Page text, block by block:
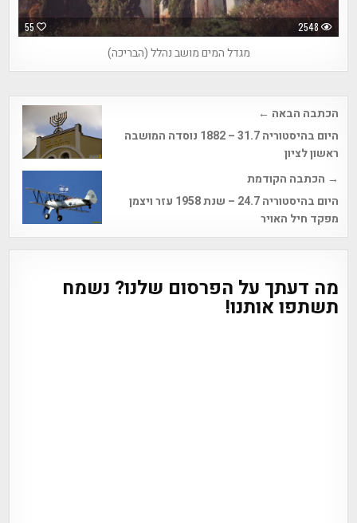
55 2548
מגדל המים מושב נהלל (הבריכה)
Post
navigation
הכתבה הבאה ←
היום בהיסטוריה 31.7 – 1882 נוסדה המושבה
ראשון לציון
→ הכתבה הקודמת
היום בהיסטוריה 24.7 – שנת 1958 עזר ויצמן
מפקד חיל האויר
מה דעתך על הפרסום שלנו? נשמח
תשתפו אותנו!